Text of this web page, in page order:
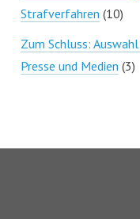
Strafverfahren (10)
Zum Schluss:
Presse und Medien (3)